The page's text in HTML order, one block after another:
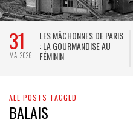
31
MAI 2026
LES MÂCHONNES DE PARIS
: LA GOURMANDISE AU
FÉMININ
ALL POSTS TAGGED
BALAIS